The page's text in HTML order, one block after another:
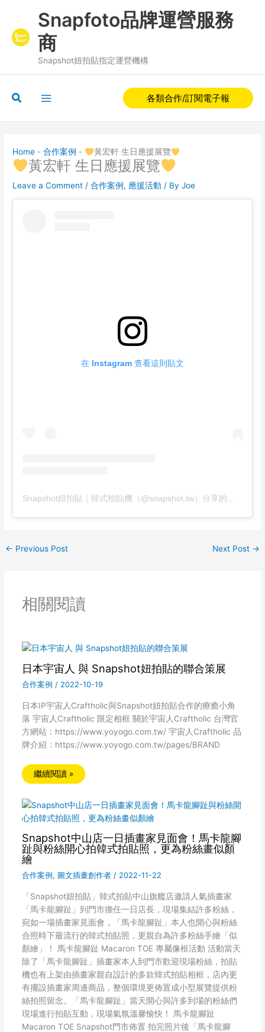
content
Snapfoto品牌運營服務
商
Snapshot妞拍貼指定運營機構
Search 各類合作/訂閱電子報
Home -合作案例 - 黃宏軒 生日應援展覽
黃宏軒 生日應援展覽
Leave a Comment /合作案例 , 應援活動 / ByJoe
在 Instagram 查看這則貼文
Snapshot妞拍貼｜韓式拍貼機（@snapshot.tw）分享的貼文
← Previous Post Next Post →
相關閱讀
日本宇宙人 與 Snapshot妞拍貼的聯合策展
合作案例 / 2022-10-19
日本IP宇宙人Craftholic與Snapshot妞拍貼合作的療癒小角
落 宇宙人Craftholic 限定相框 關於宇宙人Craftholic 台灣官
方網站：https://www.yoyogo.com.tw/ 宇宙人Craftholic 品
牌介紹：https://www.yoyogo.com.tw/pages/BRAND
繼續閱讀 »
Snapshot中山店一日插畫家見面會！馬卡龍腳
趾與粉絲開心拍韓式拍貼照，更為粉絲畫似顏
繪
合作案例 , 圖文插畫創作者/ 2022-11-22
「Snapshot妞拍貼」韓式拍貼中山旗艦店邀請人氣插畫家
「馬卡龍腳趾」到門市擔任一日店長，現場集結許多粉絲，
宛如一場插畫家見面會，「馬卡龍腳趾」本人也開心與粉絲
合照時下最流行的韓式拍貼照，更親自為許多粉絲手繪「似
顏繪」！ 馬卡龍腳趾 Macaron TOE 專屬像框活動 活動當天
除了「馬卡龍腳趾」插畫家本人到門市歡迎現場粉絲，拍貼
機也有上架由插畫家親自設計的多款韓式拍貼相框，店內更
有擺設插畫家周邊商品，整個環境更佈置成小型展覽提供粉
絲拍照留念。「馬卡龍腳趾」當天開心與許多到場的粉絲們
現場進行拍貼互動，現場氣氛溫馨愉快！ 馬卡龍腳趾
Macaron TOE Snapshot門市佈置 拍完照片後「馬卡龍腳